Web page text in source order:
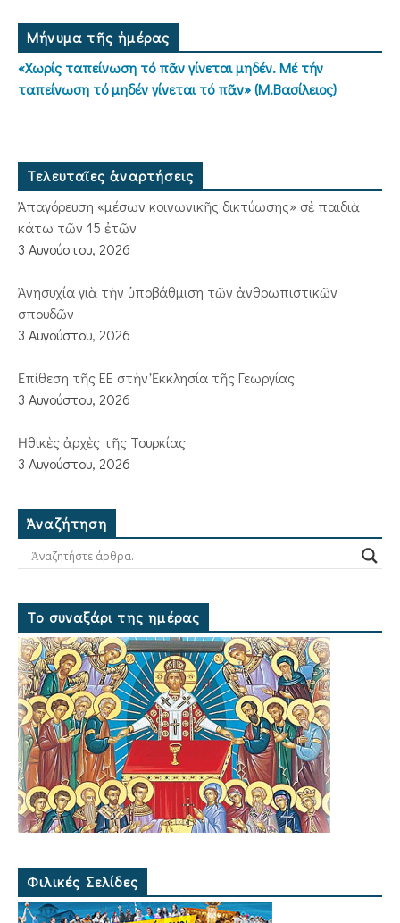
Μήνυμα τῆς ἡμέρας
«Χωρίς ταπείνωση τό πᾶν γίνεται μηδέν. Μέ τήν
ταπείνωση τό μηδέν γίνεται τό πᾶν» (Μ.Βασίλειος)
Τελευταῖες ἀναρτήσεις
Ἀπαγόρευση «μέσων κοινωνικῆς δικτύωσης» σὲ παιδιὰ
κάτω τῶν 15 ἐτῶν
3 Αυγούστου, 2026
Ἀνησυχία γιὰ τὴν ὑποβάθμιση τῶν ἀνθρωπιστικῶν
σπουδῶν
3 Αυγούστου, 2026
Ἐπίθεση τῆς ΕΕ στὴν Ἐκκλησία τῆς Γεωργίας
3 Αυγούστου, 2026
Ἠθικὲς ἀρχὲς τῆς Τουρκίας
3 Αυγούστου, 2026
Ἀναζήτηση
Το συναξάρι της ημέρας
Φιλικές Σελίδες